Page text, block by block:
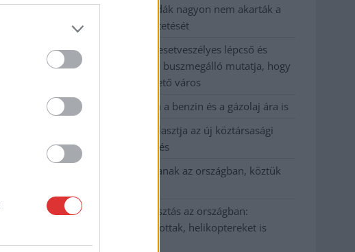
A Szolnok megyei gazdák nagyon nem akarták a
JÉGER további üzemeltetését
Csendélet 5.0: alig balesetveszélyes lépcső és
remek állapotban levő buszmegálló mutatja, hogy
Szolnok mennyire élhető város
Pénteken újra csökken a benzin és a gázolaj ára is
Napokon belül megválasztja az új köztársasági
elnököt az Országgyűlés
Kiterjedt tüzek pusztítanak az országban, köztük
Harmadfokú hőségriasztás az országban:
Szolnokon klímát javítottak, helikoptereket is
bevetettek a tüzeknél